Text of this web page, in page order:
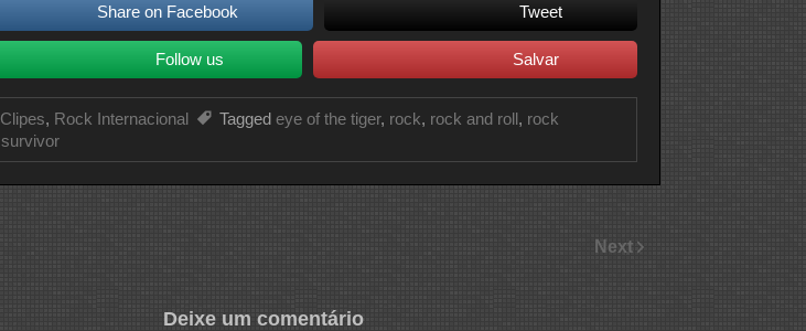
Share on Facebook Tweet
Follow us Salvar
Clipes, Rock Internacional Tagged eye of the tiger, rock, rock and roll, rock
survivor
Next
Deixe um comentário